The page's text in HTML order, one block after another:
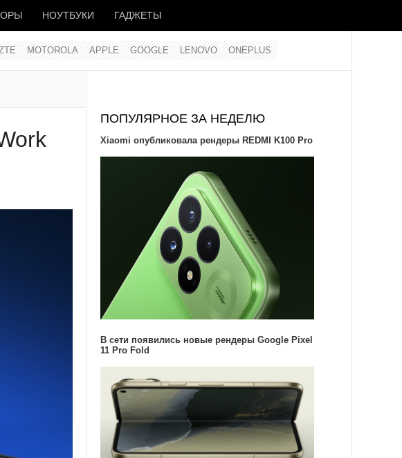
НОУТБУКИ ГАДЖЕТЫ
MOTOROLA APPLE GOOGLE LENOVO ONEPLUS
ПОПУЛЯРНОЕ ЗА НЕДЕЛЮ
Xiaomi опубликовала рендеры REDMI K100 Pro
В сети появились новые рендеры Google Pixel
11 Pro Fold